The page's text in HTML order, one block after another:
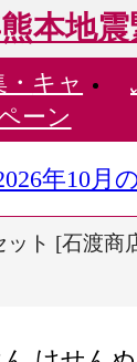
本地
キャ
ーン
年10
ト [石渡